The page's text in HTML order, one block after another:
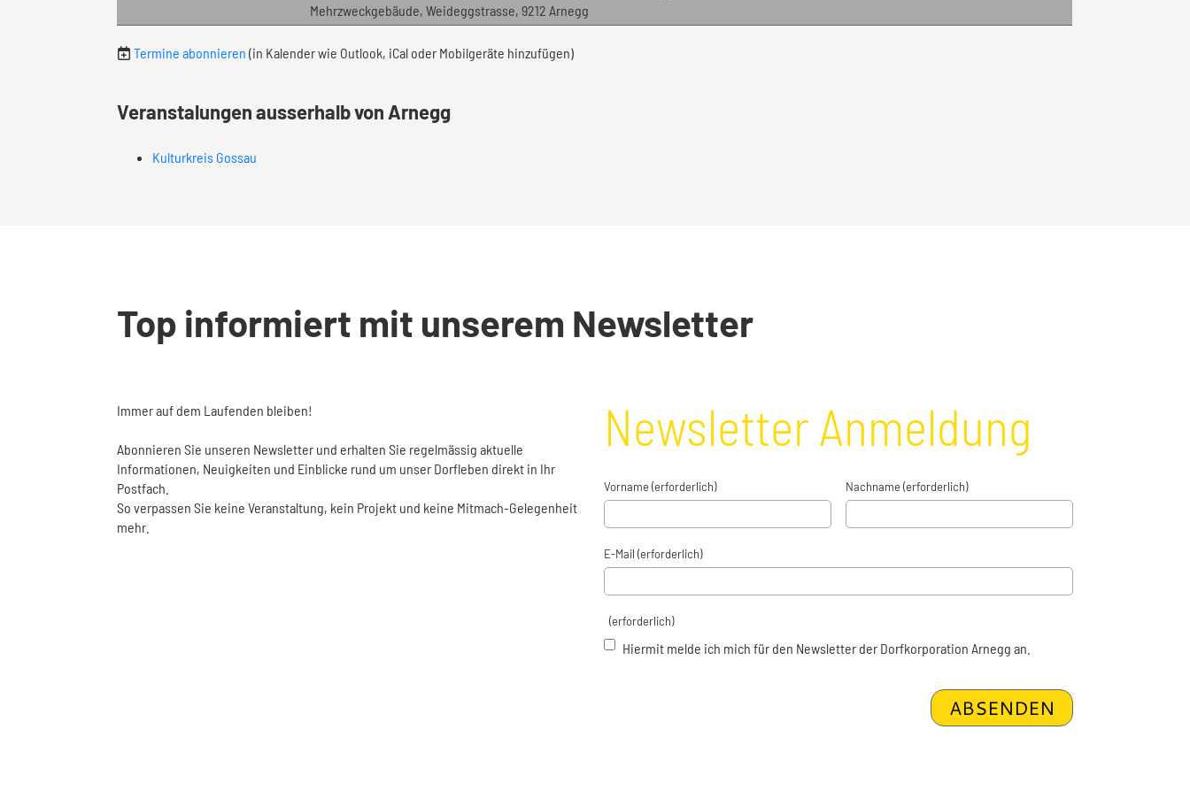
Mehrzweckgebäude, Weideggstrasse, 9212 Arnegg
Termine abonnieren (in Kalender wie Outlook, iCal oder Mobilgeräte hinzufügen)
Veranstalungen ausserhalb von Arnegg
Kulturkreis Gossau
Top informiert mit unserem Newsletter
Immer auf dem Laufenden bleiben!
Abonnieren Sie unseren Newsletter und erhalten Sie regelmässig aktuelle
Informationen, Neuigkeiten und Einblicke rund um unser Dorfleben direkt in Ihr
Postfach.
So verpassen Sie keine Veranstaltung, kein Projekt und keine Mitmach-Gelegenheit
mehr.
Newsletter Anmeldung
Vorname (erforderlich) Nachname (erforderlich)
E-Mail (erforderlich)
(erforderlich)
Hiermit melde ich mich für den Newsletter der Dorfkorporation Arnegg an.